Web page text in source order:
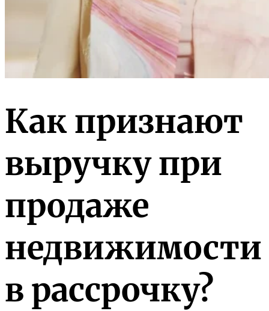
Как признают
выручку при
продаже
недвижимости
в рассрочку?